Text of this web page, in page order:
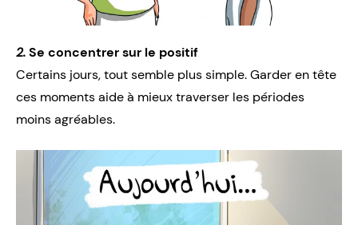
2.Se concentrer sur le positif
Certains jours, tout semble plus simple. Garder en tête
ces moments aide à mieux traverser les périodes
moins agréables.